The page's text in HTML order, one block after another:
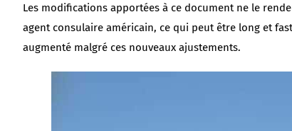
Les modifications apportées à ce document ne le
agent consulaire américain, ce qui peut être long et
augmenté malgré ces nouveaux ajustements.